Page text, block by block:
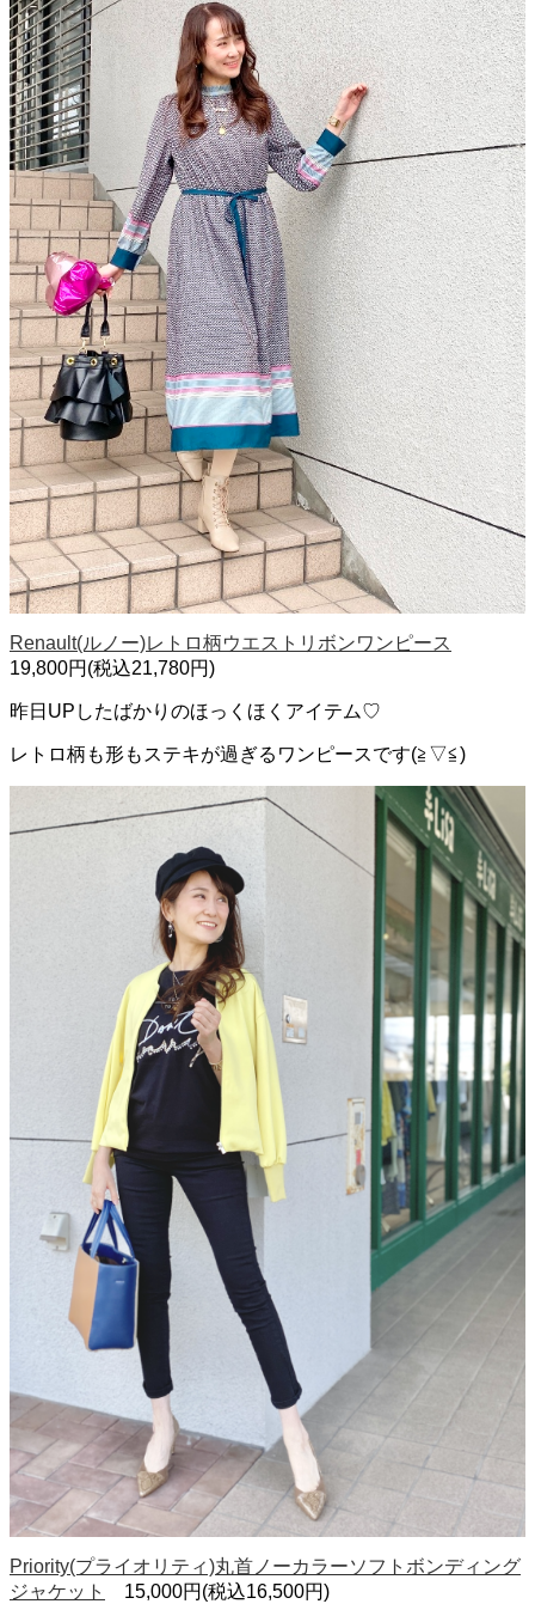
Renault(ルノー)レトロ柄ウエストリボンワンピース
19,800円(税込21,780円)
昨日UPしたばかりのほっくほくアイテム♡
レトロ柄も形もステキが過ぎるワンピースです(≧▽≦)
Priority(プライオリティ)丸首ノーカラーソフトボンディング
ジャケット
15,000円(税込16,500円)